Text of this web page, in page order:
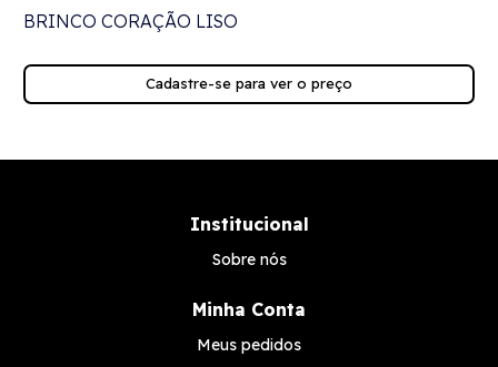
BRINCO CORAÇÃO LISO
Cadastre-se para ver o preço
Institucional
Sobre nós
Minha Conta
Meus pedidos